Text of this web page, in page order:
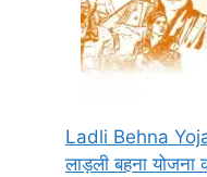
Ladli Behna
लाड़ली बहना योजना